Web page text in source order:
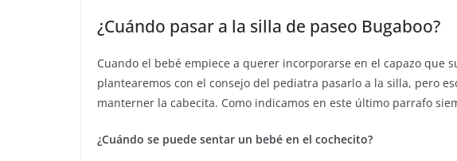
¿Cuándo pasar a la silla de paseo Bugaboo?
Cuando el bebé empiece a querer incorporarse en el capazo que
plantearemos con el consejo del pediatra pasarlo a la silla, pero
manterner la cabecita. Como indicamos en este último parrafo
¿Cuándo se puede sentar un bebé en el cochecito?